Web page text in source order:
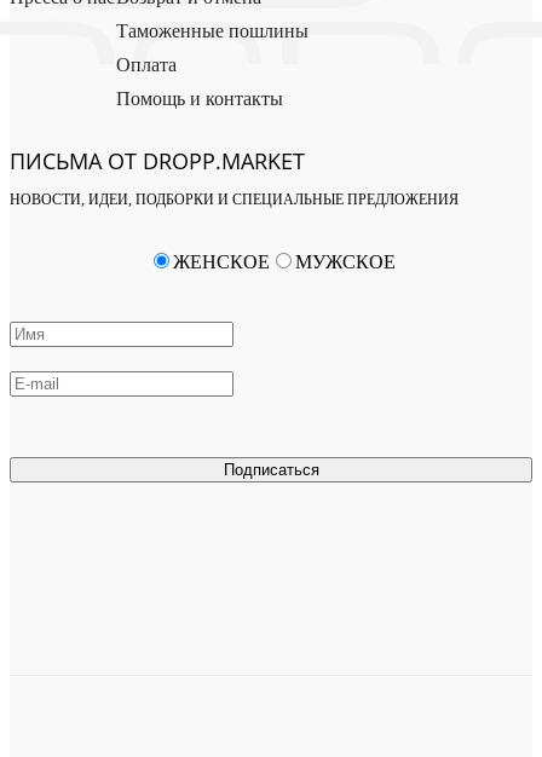
Таможенные пошлины
Оплата
Помощь и контакты
ПИСЬМА ОТ DROPP.MARKET
НОВОСТИ, ИДЕИ, ПОДБОРКИ И СПЕЦИАЛЬНЫЕ ПРЕДЛОЖЕНИЯ
Подписаться
ЖЕНСКОЕ МУЖСКОЕ